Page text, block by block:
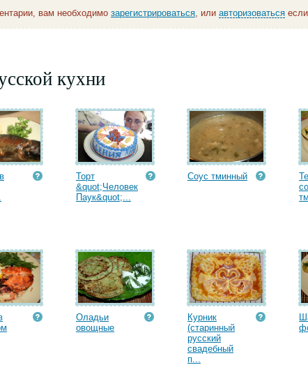
вам необходимо зарегистрироваться, или авторизоваться
кухни
Торт
&quot;Человек
Паук&quot;...
Соус тминный
Оладьи
овощные
Курник
(старинный
русский
свадебный
п...